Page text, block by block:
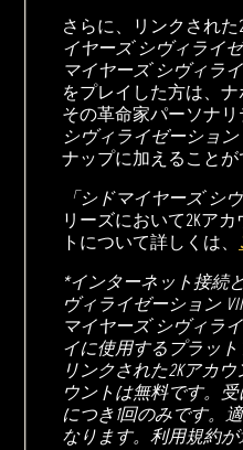
さらに、リンクされた
イヤーズ シヴィライゼ
マイヤーズ シヴィラ
をプレイした方は、
その革命家パーソナリ
シヴィライゼーション
ナップに加えること
「シドマイヤーズ シ
リーズにおいて2Kア
トについて詳しくは、
*インターネット接続
ヴィライゼーション
マイヤーズ シヴィラ
イに使用するプラッ
リンクされた2Kアカ
ウントは無料です。
につき1回のみです。
なります。利用規約が